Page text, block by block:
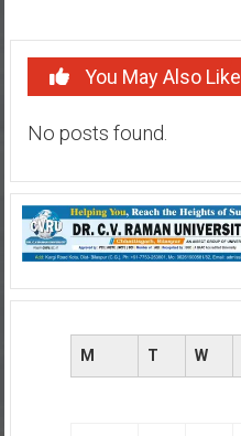
You May Also Like
No posts found.
M T W